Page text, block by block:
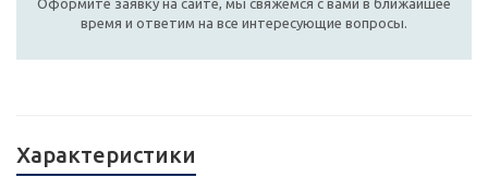
Оформите заявку на сайте, мы свяжемся с вами в ближайшее
время и ответим на все интересующие вопросы.
Характеристики